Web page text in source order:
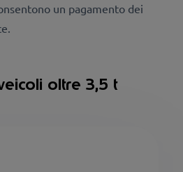
un pagamento dei
oltre 3,5 t